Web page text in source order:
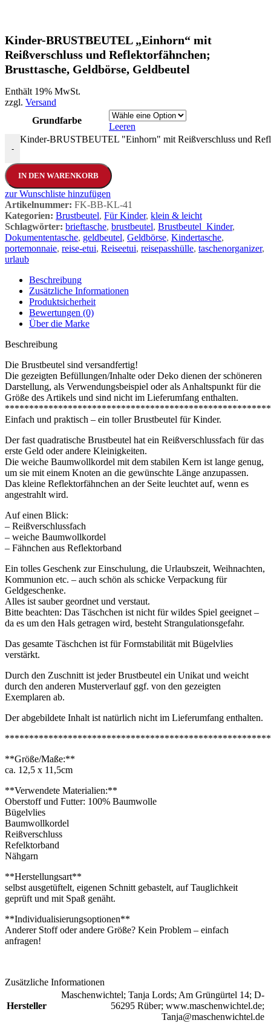
Kinder-BRUSTBEUTEL „Einhorn“ mit
Reißverschluss und Reflektorfähnchen;
Brusttasche, Geldbörse, Geldbeutel
Enthält 19% MwSt.
zzgl. Versand
Grundfarbe
Leeren
-
Kinder-BRUSTBEUTEL "Einhorn" mit Reißverschluss und
IN DEN WARENKORB
zur Wunschliste hinzufügen
Artikelnummer: FK-BB-KL-41
Kategorien: Brustbeutel, Für Kinder, klein & leicht
Schlagwörter: brieftasche, brustbeutel, Brustbeutel_Kinder,
Dokumententasche, geldbeutel, Geldbörse, Kindertasche,
portemonnaie, reise-etui, Reiseetui, reisepasshülle, taschenorganizer,
urlaub
Beschreibung
Zusätzliche Informationen
Produktsicherheit
Bewertungen (0)
Über die Marke
Beschreibung
Die Brustbeutel sind versandfertig!
Die gezeigten Befüllungen/Inhalte oder Deko dienen der schöneren
Darstellung, als Verwendungsbeispiel oder als Anhaltspunkt für die
Größe des Artikels und sind nicht im Lieferumfang enthalten.
Einfach und praktisch – ein toller Brustbeutel für Kinder.
Der fast quadratische Brustbeutel hat ein Reißverschlussfach für das
erste Geld oder andere Kleinigkeiten.
Die weiche Baumwollkordel mit dem stabilen Kern ist lange genug,
um sie mit einem Knoten an die gewünschte Länge anzupassen.
Das kleine Reflektorfähnchen an der Seite leuchtet auf, wenn es
angestrahlt wird.
Auf einen Blick:
– Reißverschlussfach
– weiche Baumwollkordel
– Fähnchen aus Reflektorband
Ein tolles Geschenk zur Einschulung, die Urlaubszeit, Weihnachten,
Kommunion etc. – auch schön als schicke Verpackung für
Geldgeschenke.
Alles ist sauber geordnet und verstaut.
Bitte beachten: Das Täschchen ist nicht für wildes Spiel geeignet –
da es um den Hals getragen wird, besteht Strangulationsgefahr.
Das gesamte Täschchen ist für Formstabilität mit Bügelvlies
verstärkt.
Durch den Zuschnitt ist jeder Brustbeutel ein Unikat und weicht
durch den anderen Musterverlauf ggf. von den gezeigten
Exemplaren ab.
Der abgebildete Inhalt ist natürlich nicht im Lieferumfang enthalten.
**Größe/Maße:**
ca. 12,5 x 11,5cm
**Verwendete Materialien:**
Oberstoff und Futter: 100% Baumwolle
Bügelvlies
Baumwollkordel
Reißverschluss
Refelktorband
Nähgarn
**Herstellungsart**
selbst ausgetüftelt, eigenen Schnitt gebastelt, auf Tauglichkeit
geprüft und mit Spaß genäht.
**Individualisierungsoptionen**
Anderer Stoff oder andere Größe? Kein Problem – einfach
anfragen!
Zusätzliche Informationen
Hersteller
Maschenwichtel; Tanja Lords; Am Grüngürtel 14; D-
56295 Rüber; www.maschenwichtel.de;
Tanja@maschenwichtel.de